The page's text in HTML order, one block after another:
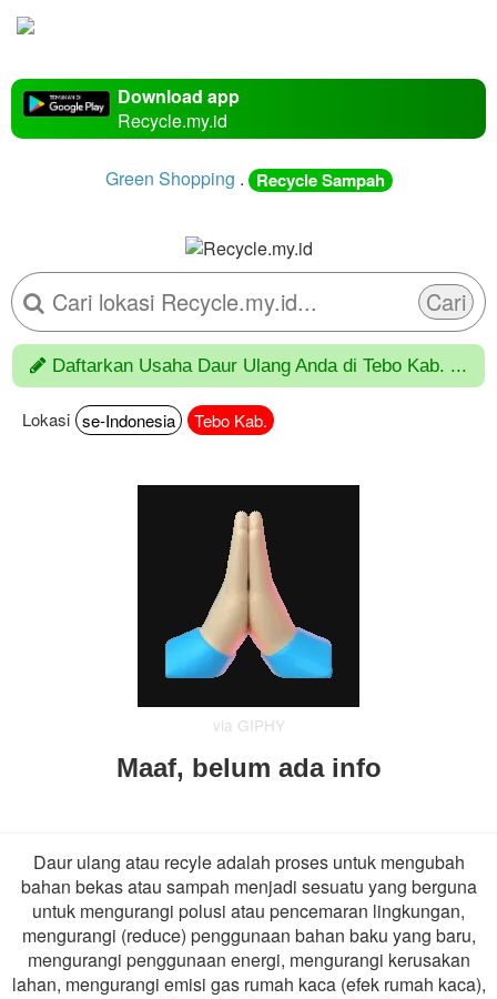
Download app
Recycle.my.id
Green Shopping . Recycle Sampah
Cari
Daftarkan Usaha Daur Ulang Anda di Tebo Kab. ...
Lokasi se-Indonesia Tebo Kab.
via GIPHY
Maaf, belum ada info
Daur ulang atau recyle adalah proses untuk mengubah
bahan bekas atau sampah menjadi sesuatu yang berguna
untuk mengurangi polusi atau pencemaran lingkungan,
mengurangi (reduce) penggunaan bahan baku yang baru,
mengurangi penggunaan energi, mengurangi kerusakan
lahan, mengurangi emisi gas rumah kaca (efek rumah kaca),